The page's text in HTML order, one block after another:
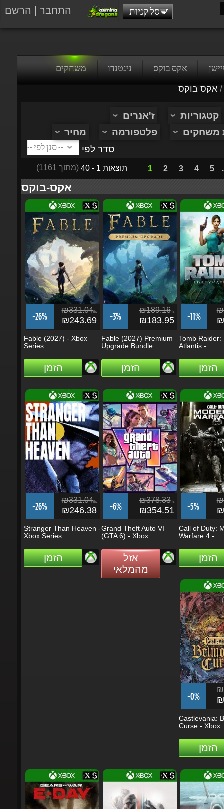
התחבר הרשם סל קניות
אקס בוקס נינטנדו משחקים
/אקס בוקס
קטגוריות
ז'אנרים
משחקים
פלטפורמה
מחיר
סדר לפי
תוצאות 1 - 40 (מתוך 1161) 1 2 3
אקס-בוקס
₪331.04
₪243.69
Series...
הזמן
₪189.16
₪183.95
Upgrade Bundle...
הזמן
Atlantis -...
הזמן
-26%
₪331.04ils
₪246.38
Stranger Than Heaven -
Xbox Series...
הזמן
-6%
₪378.33ils
₪354.51
Grand Theft Auto VI
(GTA 6) - Xbox...
אזל
מהמלאי
-5%
Call of Duty:
Warfare 4 -...
הזמן
-0%
Castlevania: